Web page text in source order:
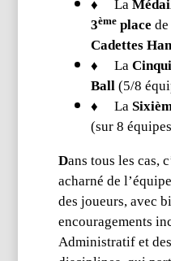
♦La
3ème place
Cadettes
♦La
Ball (5/8
♦La
(sur 8
Dans tous les cas,
acharné de
des joueurs, avec
encouragements
Administratif et